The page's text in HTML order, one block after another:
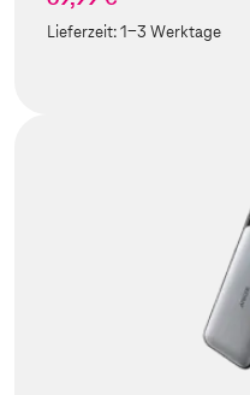
Lieferzeit:1-3 Werktage